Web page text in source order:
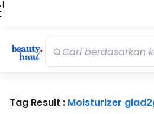
|
Tag Result : Moisturizer